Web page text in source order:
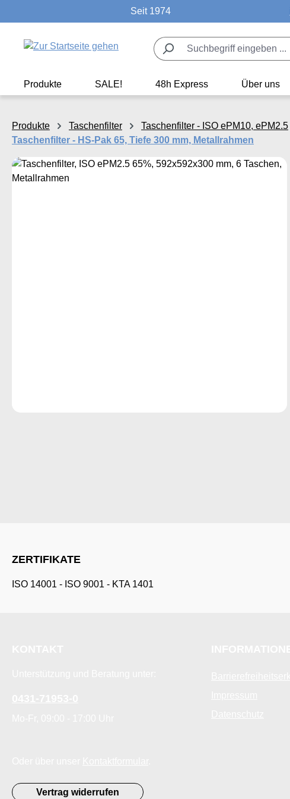
Zur Hauptnavigation springenSeit 1974
Produkte SALE! 48h Express Über uns
Produkte Taschenfilter Taschenfilter - ISO ePM10, ePM2.5
Taschenfilter - HS-Pak 65, Tiefe 300 mm, Metallrahmen
Bildergalerie überspringen
ZERTIFIKATE
ISO 14001 - ISO 9001 - KTA 1401
Vertrag widerrufen